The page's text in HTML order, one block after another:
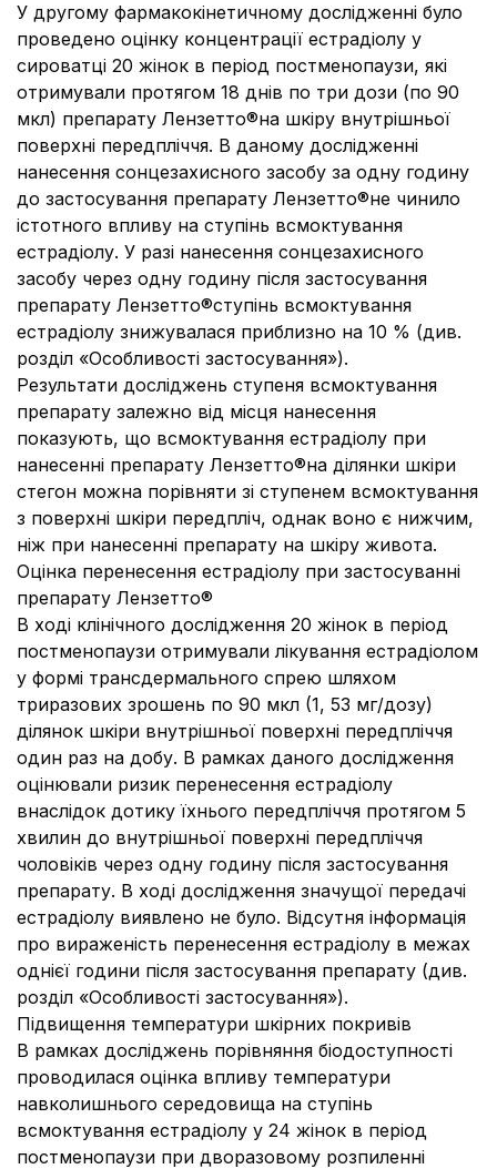
У другому фармакокінетичному дослідженні було
проведено оцінку концентрації естрадіолу у
сироватці 20 жінок в період постменопаузи, які
отримували протягом 18 днів по три дози (по 90
мкл) препарату Лензетто®на шкіру внутрішньої
поверхні передпліччя. В даному дослідженні
нанесення сонцезахисного засобу за одну годину
до застосування препарату Лензетто®не чинило
істотного впливу на ступінь всмоктування
естрадіолу. У разі нанесення сонцезахисного
засобу через одну годину після застосування
препарату Лензетто®ступінь всмоктування
естрадіолу знижувалася приблизно на 10 % (див.
розділ «Особливості застосування»).
Результати досліджень ступеня всмоктування
препарату залежно від місця нанесення
показують, що всмоктування естрадіолу при
нанесенні препарату Лензетто®на ділянки шкіри
стегон можна порівняти зі ступенем всмоктування
з поверхні шкіри передпліч, однак воно є нижчим,
ніж при нанесенні препарату на шкіру живота.
Оцінка перенесення естрадіолу при застосуванні
препарату Лензетто®
В ході клінічного дослідження 20 жінок в період
постменопаузи отримували лікування естрадіолом
у формі трансдермального спрею шляхом
триразових зрошень по 90 мкл (1, 53 мг/дозу)
ділянок шкіри внутрішньої поверхні передпліччя
один раз на добу. В рамках даного дослідження
оцінювали ризик перенесення естрадіолу
внаслідок дотику їхнього передпліччя протягом 5
хвилин до внутрішньої поверхні передпліччя
чоловіків через одну годину після застосування
препарату. В ході дослідження значущої передачі
естрадіолу виявлено не було. Відсутня інформація
про вираженість перенесення естрадіолу в межах
однієї години після застосування препарату (див.
розділ «Особливості застосування»).
Підвищення температури шкірних покривів
В рамках досліджень порівняння біодоступності
проводилася оцінка впливу температури
навколишнього середовища на ступінь
всмоктування естрадіолу у 24 жінок в період
постменопаузи при дворазовому розпиленні